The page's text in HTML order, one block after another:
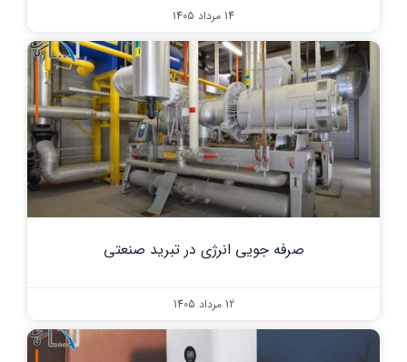
14 مرداد 1405
صرفه جویی انرژی در تبرید صنعتی
12 مرداد 1405